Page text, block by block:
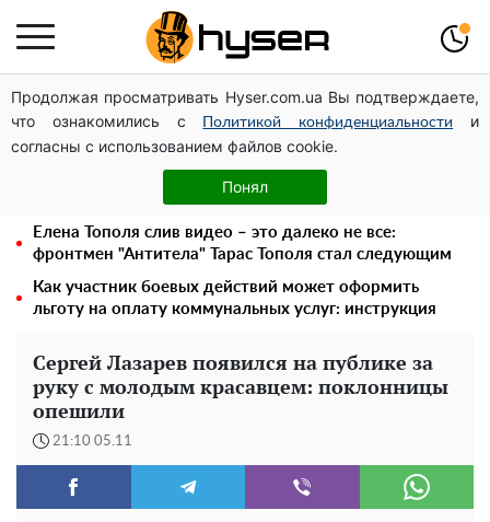
Продолжая просматривать Hyser.com.ua Вы подтверждаете,
что ознакомились с
Политикой конфиденциальности
и
согласны с использованием файлов cookie.
Понял
Павел Прудников и его удивительная карьера от
актера в российском театре до номинанта в
руководители Федерации профсоюзов
Голая Елена Тополя в интересных позах заставила
отвисать челюсти: слив видео – было только началом
Елена Тополя слив видео – это далеко не все:
фронтмен "Антитела" Тарас Тополя стал следующим
Как участник боевых действий может оформить
льготу на оплату коммунальных услуг: инструкция
Сергей Лазарев появился на публике за
руку с молодым красавцем: поклонницы
опешили
21:10 05.11